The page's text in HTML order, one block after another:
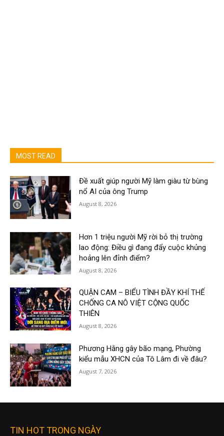
MOST READ
Đề xuất giúp người Mỹ làm giàu từ bùng
nổ AI của ông Trump
August 8, 2026
Hơn 1 triệu người Mỹ rời bỏ thị trường
lao động: Điều gì đang đẩy cuộc khủng
hoảng lên đỉnh điểm?
August 8, 2026
QUẬN CAM – BIỂU TÌNH ĐẦY KHÍ THẾ
CHỐNG CA NÔ VIỆT CỘNG QUỐC
THIÊN
August 8, 2026
Phương Hằng gây bão mạng, Phường
kiểu mẫu XHCN của Tô Lâm đi về đâu?
August 7, 2026
TIN HOT TRONG NGÀY